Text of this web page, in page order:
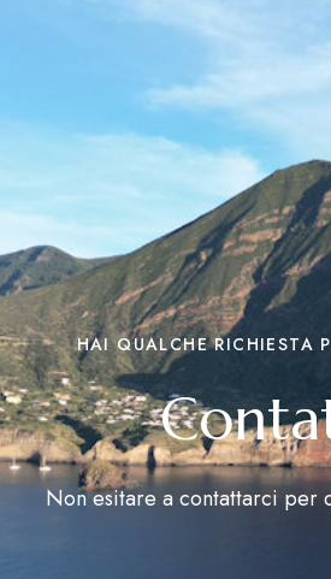
HAI QUALCHE RICHIESTA
Non esitare a contattarci per